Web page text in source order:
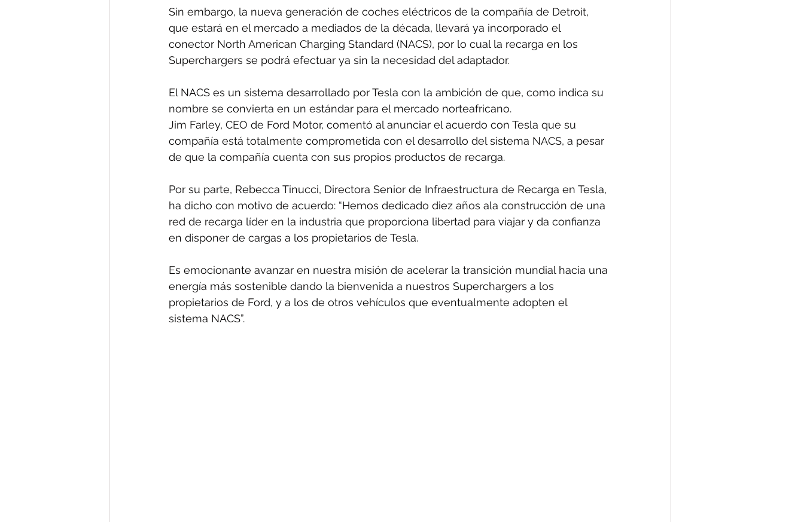
Sin embargo, la nueva generación de coches eléctricos de la compañía de Detroit,
que estará en el mercado a mediados de la década, llevará ya incorporado el
conector North American Charging Standard (NACS), por lo cual la recarga en los
Superchargers se podrá efectuar ya sin la necesidad del adaptador.
El NACS es un sistema desarrollado por Tesla con la ambición de que, como indica su
nombre se convierta en un estándar para el mercado norteafricano.
Jim Farley, CEO de Ford Motor, comentó al anunciar el acuerdo con Tesla que su
compañía está totalmente comprometida con el desarrollo del sistema NACS, a pesar
de que la compañía cuenta con sus propios productos de recarga.
Por su parte, Rebecca Tinucci, Directora Senior de Infraestructura de Recarga en Tesla,
ha dicho con motivo de acuerdo: “Hemos dedicado diez años ala construcción de una
red de recarga líder en la industria que proporciona libertad para viajar y da confianza
en disponer de cargas a los propietarios de Tesla.
Es emocionante avanzar en nuestra misión de acelerar la transición mundial hacia una
energía más sostenible dando la bienvenida a nuestros Superchargers a los
propietarios de Ford, y a los de otros vehículos que eventualmente adopten el
sistema NACS”.